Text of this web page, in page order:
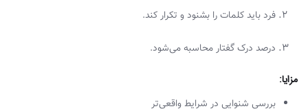
فرد باید کلمات را بشنود و تکرار کند.
درصد درک گفتار محاسبه می‌شود.
مزایا:
بررسی شنوایی در شرایط واقعی‌تر